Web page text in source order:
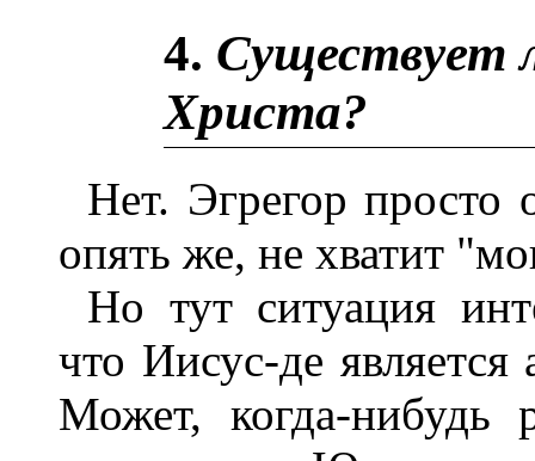
4. Существует
Христа?
Нет. Эгрегор просто
опять же, не хватит
Но тут ситуация
что Иисус-де
Может, когда-